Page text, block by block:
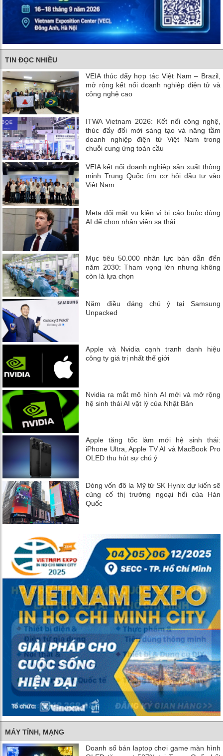
TIN ĐỌC NHIỀU
VEIA thúc đẩy hợp tác Việt Nam – Brazil,
mở rộng kết nối doanh nghiệp điện tử và
công nghệ cao
ITWA Vietnam 2026: Kết nối công nghệ,
thúc đẩy đổi mới sáng tạo và nâng tầm
doanh nghiệp điện tử Việt Nam trong
chuỗi cung ứng toàn cầu
VEIA kết nối doanh nghiệp sản xuất thông
minh Trung Quốc tìm cơ hội đầu tư vào
Việt Nam
Meta đối mặt vụ kiện vì bị cáo buộc dùng
AI để chọn nhân viên sa thải
Mục tiêu 50.000 nhân lực bán dẫn đến
năm 2030: Tham vọng lớn nhưng không
còn là lựa chọn
Năm điều đáng chú ý tại Samsung
Unpacked
Apple và Nvidia cạnh tranh danh hiệu
công ty giá trị nhất thế giới
Nvidia ra mắt mô hình AI mới và mở rộng
hệ sinh thái AI vật lý của Nhật Bản
Apple tăng tốc làm mới hệ sinh thái:
iPhone Ultra, Apple TV AI và MacBook Pro
OLED thu hút sự chú ý
Dòng vốn đô la Mỹ từ SK Hynix dự kiến ​​sẽ
củng cố thị trường ngoại hối của Hàn
Quốc
MÁY TÍNH, MẠNG
Doanh số bán laptop chơi game màn hình